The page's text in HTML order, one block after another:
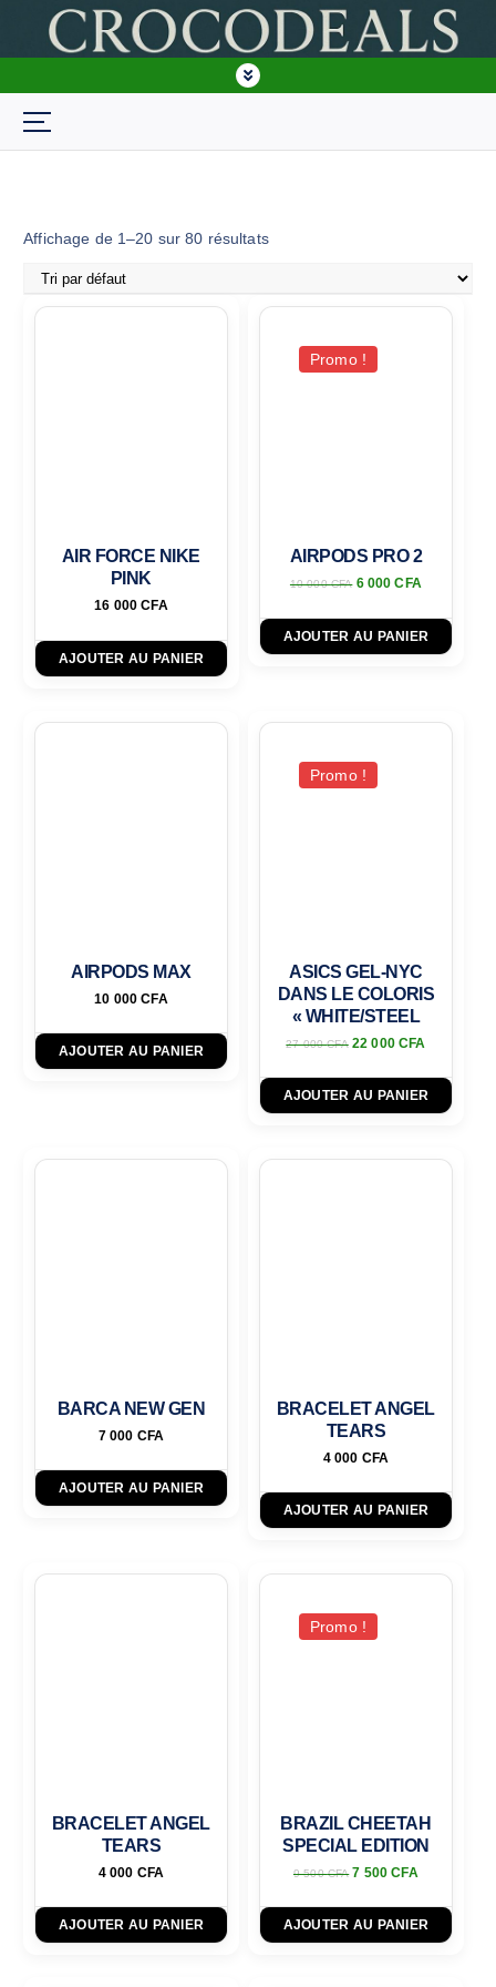
crocodeals BF
Affichage de 1–20 sur 80 résultats
AIR FORCE NIKE
PINK
16 000CFA
AJOUTER AU PANIER
Promo !
AIRPODS PRO 2
10 000CFA 6 000CFA
AJOUTER AU PANIER
AIRPODS MAX
10 000CFA
AJOUTER AU PANIER
Promo !
ASICS GEL-NYC
DANS LE COLORIS
« WHITE/STEEL
27 000CFA 22 000 CFA
AJOUTER AU PANIER
BARCA NEW GEN
7 000 CFA
AJOUTER AU PANIER
BRACELET ANGEL
TEARS
4 000 CFA
AJOUTER AU PANIER
BRACELET ANGEL
TEARS
4 000 CFA
AJOUTER AU PANIER
Promo !
BRAZIL CHEETAH
SPECIAL EDITION
9 500CFA 7 500CFA
AJOUTER AU PANIER